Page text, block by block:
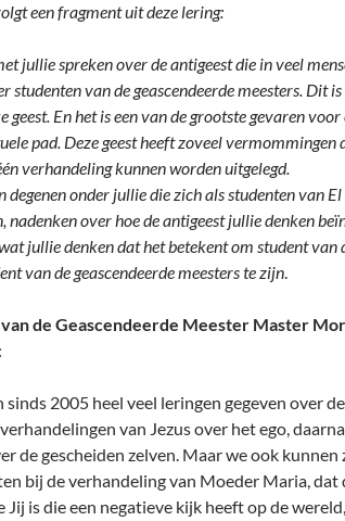
een fragment uit deze lering:
jullie spreken over de antigeest die in veel
studenten van de geascendeerde meesters. Dit is
En het is een van de grootste gevaren voor
pad. Deze geest heeft zoveel vermommingen
verhandeling kunnen worden uitgelegd.
degenen onder jullie die zich als studenten van
nadenken over hoe de antigeest jullie denken
jullie denken dat het betekent om student van
van de geascendeerde meesters te zijn.
de Geascendeerde Meester Master
sinds 2005 heel veel leringen gegeven over
van Jezus over het ego,
de gescheiden zelven. Maar we ook kunnen
bij de verhandeling van Moeder Maria, dat
Jij is die een negatieve kijk heeft op de